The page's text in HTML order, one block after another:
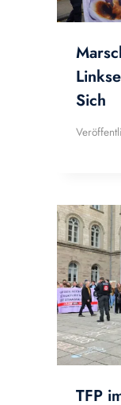
Sich
TFP